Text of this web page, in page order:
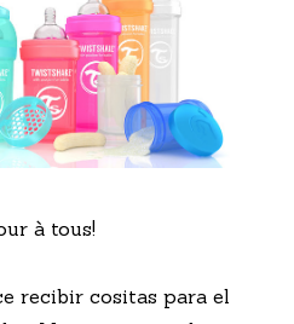
à tous!
recibir cositas para el